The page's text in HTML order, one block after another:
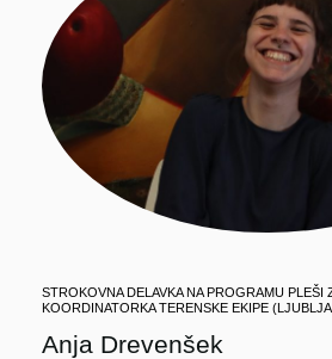
STROKOVNA DELAVKA NA PROGRAMU PLEŠI
KOORDINATORKA TERENSKE EKIPE
Anja Drevenšek